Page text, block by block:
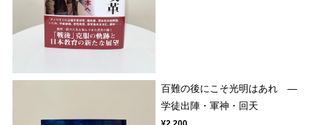
百難の後にこそ光明はあれ ―
学徒出陣・軍神・回天